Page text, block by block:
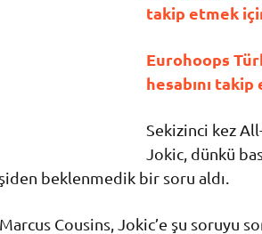
takip etmek
Eurohoops
hesabını
Sekizinci kez
Jokic, dünkü
beklenmedik bir soru aldı.
Cousins, Jokic’e şu soruyu